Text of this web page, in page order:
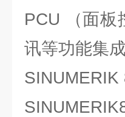
PCU （面板
讯等功能集
SINUMERIK